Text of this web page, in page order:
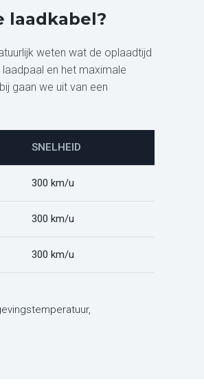
laadkabel?
weten wat de oplaadtijd
laadpaal en het maximale
gaan we uit van een
SNELHEID
300 km/u
300 km/u
300 km/u